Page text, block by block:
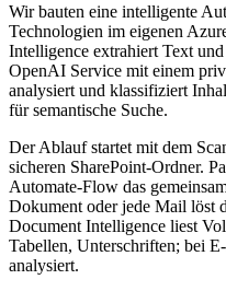
Wir bauten eine intelligente
Technologien im eigenen
Intelligence extrahiert Text
OpenAI Service mit einem
analysiert und klassifiziert
für semantische Suche.
Der Ablauf startet mit dem
sicheren SharePoint-Ordner.
Automate-Flow das
Dokument oder jede Mail löst
Document Intelligence liest
Tabellen, Unterschriften; bei
analysiert.